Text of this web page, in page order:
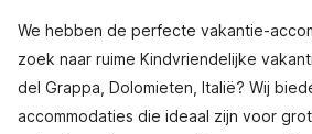
We hebben de perfecte vakantie-
zoek naar ruime Kindvriendelijke
del Grappa, Dolomieten, Italië? Wij
accommodaties die ideaal zijn voor